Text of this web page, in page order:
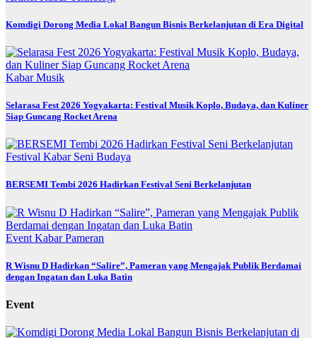
Komdigi Dorong Media Lokal Bangun Bisnis Berkelanjutan di Era Digital
KabarMusik
Selarasa Fest 2026 Yogyakarta: Festival Musik Koplo, Budaya, dan Kuliner
Siap Guncang Rocket Arena
Festival Kabar Seni Budaya
BERSEMI Tembi 2026 Hadirkan Festival Seni Berkelanjutan
Event KabarPameran
R Wisnu D Hadirkan “Salire”, Pameran yang Mengajak Publik Berdamai
dengan Ingatan dan Luka Batin
Event